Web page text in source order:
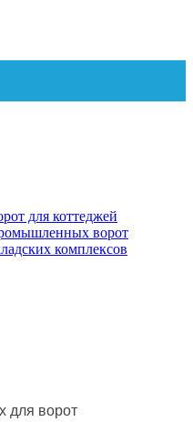
для коттеджей
ворот
комплексов
для ворот